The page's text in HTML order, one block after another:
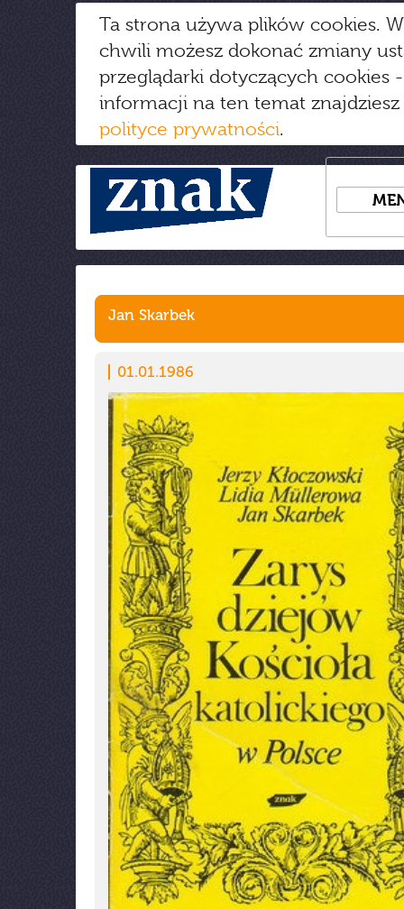
Ta strona używa plików cookies.
chwili możesz dokonać zmiany
przeglądarki dotyczących cookies
informacji na ten temat
polityce prywatności.
Jan Skarbek
01.01.1986